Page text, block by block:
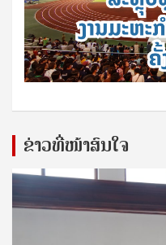
ຂ່າວທີ່ໜ້າສົນໃຈ